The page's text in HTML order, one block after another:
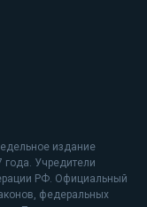
издание
Учредители
РФ. Официальный
федеральных